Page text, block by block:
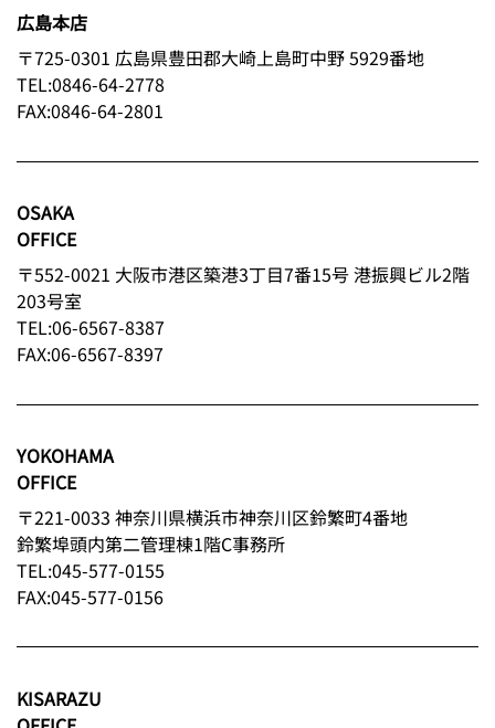
広島本店
〒725-0301 広島県豊田郡大崎上島町中野 5929番地
TEL:0846-64-2778
FAX:0846-64-2801
OSAKA
OFFICE
〒552-0021 大阪市港区築港3丁目7番15号 港振興ビル2階
203号室
TEL:06-6567-8387
FAX:06-6567-8397
YOKOHAMA
OFFICE
〒221-0033 神奈川県横浜市神奈川区鈴繁町4番地
鈴繁埠頭内第二管理棟1階C事務所
TEL:045-577-0155
FAX:045-577-0156
KISARAZU